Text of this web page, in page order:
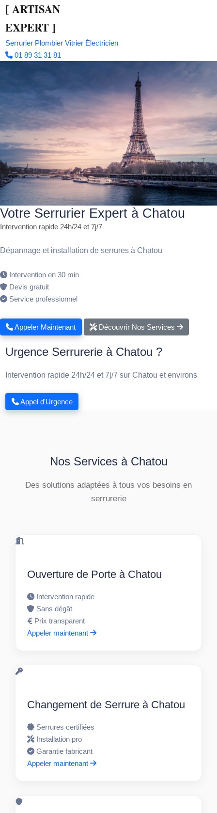
[ ARTISAN
EXPERT]
Serrurier Plombier Vitrier Électricien
01 89 31 31 81
Votre Serrurier Expert à Chatou
Intervention rapide 24h/24 et 7j/7
Dépannage et installation de serrures à Chatou
Intervention en 30 min
Devis gratuit
Service professionnel
Appeler Maintenant Découvrir Nos Services
Urgence Serrurerie à Chatou ?
Intervention rapide 24h/24 et 7j/7 sur Chatou et environs
Appel d'Urgence
Nos Services à Chatou
Des solutions adaptées à tous vos besoins en
serrurerie
Ouverture de Porte à Chatou
Intervention rapide
Sans dégât
Prix transparent
Appeler maintenant
Changement de Serrure à Chatou
Serrures certifiées
Installation pro
Garantie fabricant
Appeler maintenant